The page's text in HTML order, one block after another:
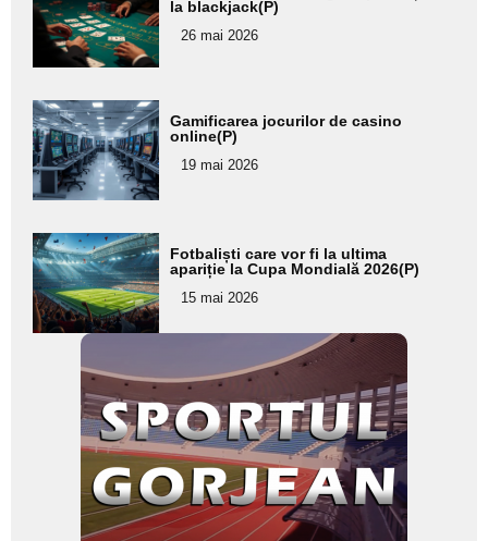
pentru
subtitlu
la blackjack(P)
26 mai 2026
Adaugă
aici textul
pentru
subtitlu
Gamificarea jocurilor de casino
online(P)
19 mai 2026
Adaugă
aici textul
pentru
subtitlu
Fotbaliști care vor fi la ultima
apariție la Cupa Mondială 2026(P)
15 mai 2026